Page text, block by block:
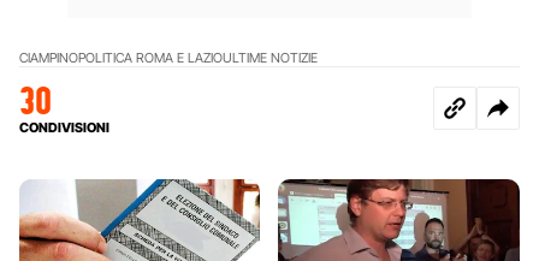
CIAMPINOPOLITICA ROMA E LAZIOULTIME NOTIZIE
30
CONDIVISIONI